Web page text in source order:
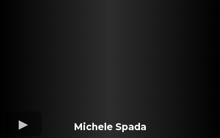
Michele Spada